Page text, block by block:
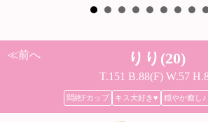
≪前へ りり(20)
T.151 B.88(F) W.57
悶絶Fカップ キス大好き♥ 穏やか癒し♪